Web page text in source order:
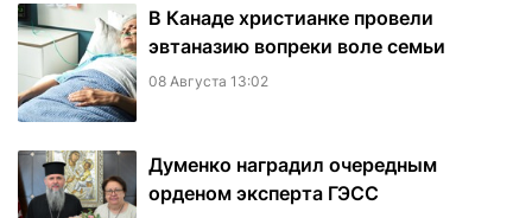
В Канаде христианке провели
эвтаназию вопреки воле семьи
08 Августа 13:02
Думенко наградил очередным
орденом эксперта ГЭСС